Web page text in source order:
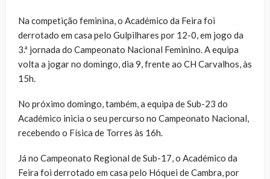
Na competição feminina, o Académico da Feira foi
derrotado em casa pelo Gulpilhares por 12-0, em jogo da
3.ª jornada do Campeonato Nacional Feminino. A equipa
volta a jogar no domingo, dia 9, frente ao CH Carvalhos, às
15h.
No próximo domingo, também, a equipa de Sub-23 do
Académico inicia o seu percurso no Campeonato Nacional,
recebendo o Física de Torres às 16h.
Já no Campeonato Regional de Sub-17, o Académico da
Feira foi derrotado em casa pelo Hóquei de Cambra, por